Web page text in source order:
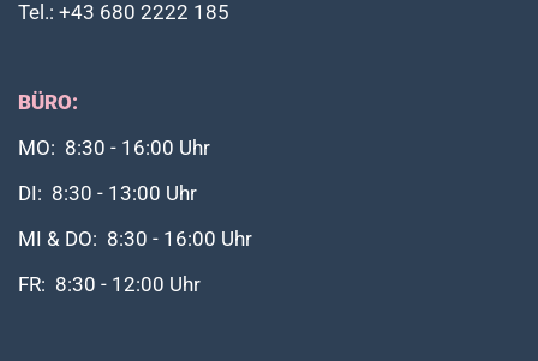
Tel.: +43 680 2222 185
BÜRO:
MO: 8:30 - 16:00 Uhr
DI: 8:30 - 13:00 Uhr
MI & DO: 8:30 - 16:00 Uhr
FR: 8:30 - 12:00 Uhr